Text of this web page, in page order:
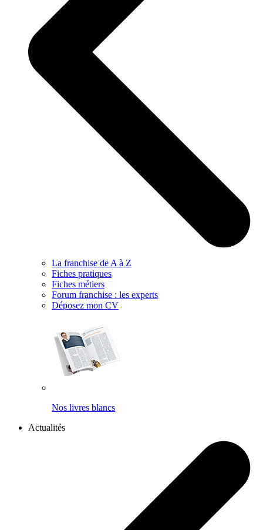
La franchise de A à Z
Fiches pratiques
Fiches métiers
Forum franchise : les experts
Déposez mon CV
Nos livres blancs
Actualités